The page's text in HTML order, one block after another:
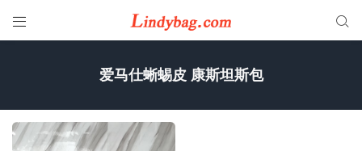
 
爱马仕蜥蜴皮 康斯坦斯包